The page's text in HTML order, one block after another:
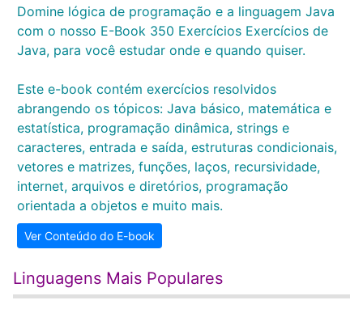
Domine lógica de programação e a linguagem Java
com o nosso E-Book 350 Exercícios Exercícios de
Java, para você estudar onde e quando quiser.
Este e-book contém exercícios resolvidos
abrangendo os tópicos: Java básico, matemática e
estatística, programação dinâmica, strings e
caracteres, entrada e saída, estruturas condicionais,
vetores e matrizes, funções, laços, recursividade,
internet, arquivos e diretórios, programação
orientada a objetos e muito mais.
Ver Conteúdo do E-book
Linguagens Mais Populares